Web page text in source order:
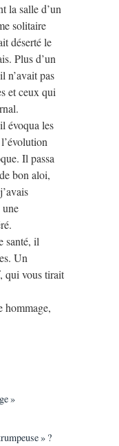
la salle d’un
solitaire
déserté le
Plus d’un
n’avait pas
et ceux qui
évoqua les
Il passa
bon aloi,
santé, il
Un
qui vous tirait
hommage,
»
» ?